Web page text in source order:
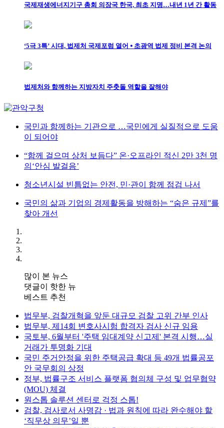
국제재생에너지기구 총회 의장국 한국, 최초 지명…내년 1년 간 활동
‘5극 3특’ 시대, 법제처 국제포럼 열어 ⦁ 초광역 법제 정비 본격 논의
법제처와 함께하는 지방자치 주춧돌 역할을 잘해야
국민과 함께하는 기관으로 …국민에게 실질적으로 도움
이 되어야
“함께 걸으며 상처 보듬다” 온·오프라인 적신 2만 3천 명
의‘안심 발걸음’
청소년시설 빈틈없는 안전, 민·관이 함께 점검 나서
국민의 삶과 기업의 경제활동을 방해하는 “숨은 규제”를
찾아 개선
많이 본 뉴스
댓글이 핫한 뉴
베스트 추천
법무부, 검찰개혁을 앞둔 대규모 검찰 고위 간부 인사
법무부, 제14회 변호사시험 합격자 검사 신규 임용
국토부, 6월부터 '주택 임대계약 신고제' 본격 시행…실
거래가 투명화 기대
국민 주거안정을 위한 주택공급 확대 등 49개 법률공포
안 국무회의 상정
정부, 법률구조 서비스 플랫폼 협의체 구성 및 업무협약
(MOU) 체결
원스톱 솔루션 센터로 걱정 스톱!
검찰, 검사로서 사명감 · 법과 원칙에 따라 완수해야 할
‘직무상 의무’일 뿐